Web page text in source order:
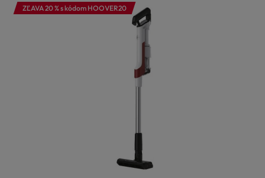
ZĽAVA 20 % s kódom HOOVER20